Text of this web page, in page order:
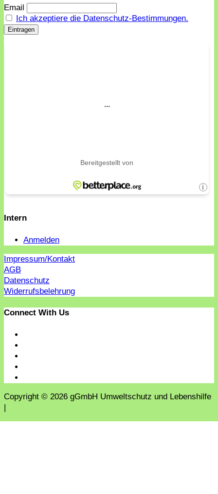
Email
Ich akzeptiere die Datenschutz-Bestimmungen.
Intern
Anmelden
Impressum/Kontakt
AGB
Datenschutz
Widerrufsbelehrung
Connect With Us
Copyright © 2026 gGmbH Umweltschutz und Lebenshilfe
|